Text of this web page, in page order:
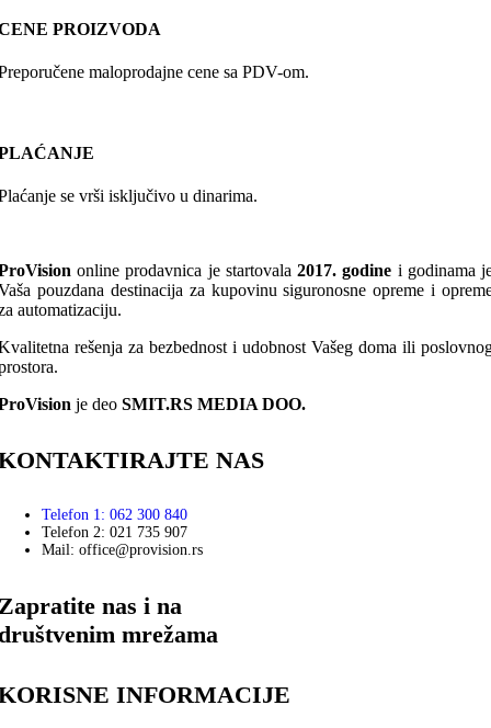
PROIZVODA
maloprodajne cene sa PDV-om.
se vrši isključivo u dinarima.
online prodavnica je startovala2017. godine i godinama
pouzdana destinacija za kupovinu siguronosne opreme i
automatizaciju.
rešenja za bezbednost i udobnost Vašeg doma ili
je deo SMIT.RS MEDIA DOO.
NAS
Telefon 1: 062 300 840
Telefon 2: 021 735 907
Mail: office@provision.rs
nas i na
mrežama
INFORMACIJE